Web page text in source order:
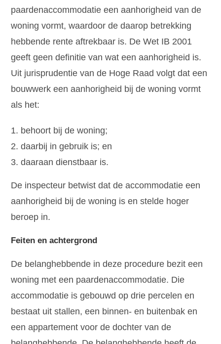
paardenaccommodatie een aanhorigheid van de
woning vormt, waardoor de daarop betrekking
hebbende rente aftrekbaar is. De Wet IB 2001
geeft geen definitie van wat een aanhorigheid is.
Uit jurisprudentie van de Hoge Raad volgt dat een
bouwwerk een aanhorigheid bij de woning vormt
als het:
behoort bij de woning;
daarbij in gebruik is; en
daaraan dienstbaar is.
De inspecteur betwist dat de accommodatie een
aanhorigheid bij de woning is en stelde hoger
beroep in.
Feiten en achtergrond
De belanghebbende in deze procedure bezit een
woning met een paardenaccommodatie. Die
accommodatie is gebouwd op drie percelen en
bestaat uit stallen, een binnen- en buitenbak en
een appartement voor de dochter van de